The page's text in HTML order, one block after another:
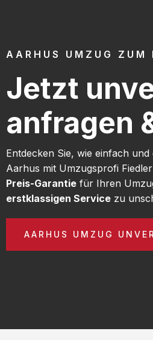
AARHUS UMZUG ZUM
Jetzt
anfragen
Entdecken Sie, wie einfach
Aarhus mit Umzugsprofi
Preis-Garantie für Ihren
erstklassigen Service zu
AARHUS UMZUG